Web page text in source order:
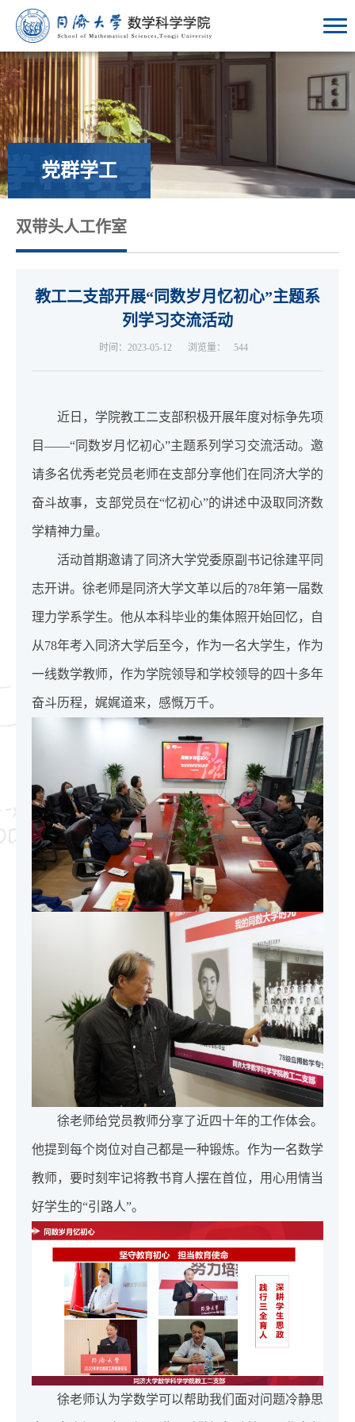
党群学工
双带头人工作室
教工二支部开展“同数岁月忆初心”主题系
列学习交流活动
时间：2023-05-12 浏览量： 544
近日，学院教工二支部积极开展年度对标争先项
目——“同数岁月忆初心”主题系列学习交流活动。邀
请多名优秀老党员老师在支部分享他们在同济大学的
奋斗故事，支部党员在“忆初心”的讲述中汲取同济数
学精神力量。
活动首期邀请了同济大学党委原副书记徐建平同
志开讲。徐老师是同济大学文革以后的78年第一届数
理力学系学生。他从本科毕业的集体照开始回忆，自
从78年考入同济大学后至今，作为一名大学生，作为
一线数学教师，作为学院领导和学校领导的四十多年
奋斗历程，娓娓道来，感慨万千。
徐老师给党员教师分享了近四十年的工作体会。
他提到每个岗位对自己都是一种锻炼。作为一名数学
教师，要时刻牢记将教书育人摆在首位，用心用情当
好学生的“引路人”。
徐老师认为学数学可以帮助我们面对问题冷静思